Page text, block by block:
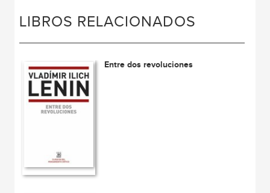
LIBROS RELACIONADOS
Entre dos revoluciones